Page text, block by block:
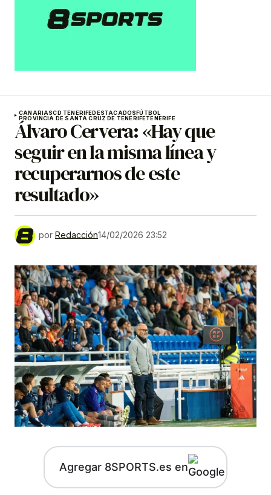
CANARIASCD TENERIFEDESTACADOSFÚTBOL
PROVINCIA DE SANTA CRUZ DE TENERIFETENERIFE
Álvaro Cervera: «Hay que
seguir en la misma línea y
recuperarnos de este
resultado»
por Redacción14/02/2026 23:52
Agregar 8SPORTS.es en